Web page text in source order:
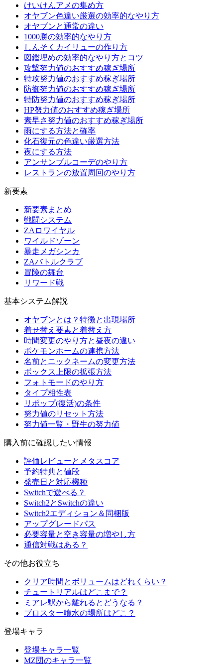
けいけんアメの集め方
オヤブン色違い厳選の効率的なやり方
オヤブンと通常の違い
1000勝の効率的なやり方
しんそくカイリューの作り方
図鑑埋めの効率的なやり方とコツ
攻撃努力値のおすすめ稼ぎ場所
特攻努力値のおすすめ稼ぎ場所
防御努力値のおすすめ稼ぎ場所
特防努力値のおすすめ稼ぎ場所
HP努力値のおすすめ稼ぎ場所
素早さ努力値のおすすめ稼ぎ場所
雨にする方法と確率
化石復元の色違い厳選方法
夜にする方法
アンサンブルコーデのやり方
レストランの放置周回のやり方
新要素
新要素まとめ
戦闘システム
ZAロワイヤル
ワイルドゾーン
暴走メガシンカ
ZAバトルクラブ
冒険の舞台
リワード戦
基本システム解説
オヤブンとは？特徴と出現場所
着せ替え要素と着替え方
時間変更のやり方と昼夜の違い
ポケモンホームの連携方法
名前とニックネームの変更方法
ボックス上限の拡張方法
フォトモードのやり方
タイプ相性表
リポップ(復活)の条件
努力値のリセット方法
努力値一覧・野生の努力値
購入前に確認したい情報
評価レビューとメタスコア
予約特典と値段
発売日と対応機種
Switchで遊べる？
Switch2とSwitchの違い
Switch2エディション＆同梱版
アップグレードパス
必要容量と空き容量の増やし方
通信対戦はある？
その他お役立ち
クリア時間とボリュームはどれくらい？
チュートリアルはどこまで？
ミアレ駅から離れるとどうなる？
ブロスター噴水の場所はどこ？
登場キャラ
登場キャラ一覧
MZ団のキャラ一覧